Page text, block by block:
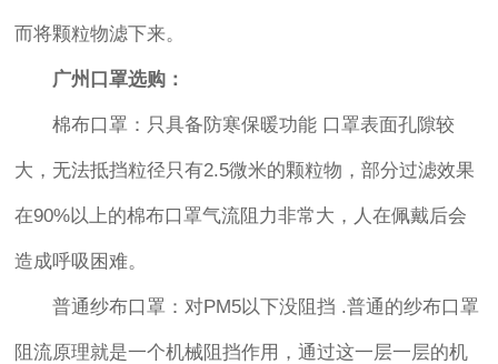
而将颗粒物滤下来。
广州口罩选购：
棉布口罩：只具备防寒保暖功能 口罩表面孔隙较
大，无法抵挡粒径只有2.5微米的颗粒物，部分过滤效果
在90%以上的棉布口罩气流阻力非常大，人在佩戴后会
造成呼吸困难。
普通纱布口罩：对PM5以下没阻挡 .普通的纱布口罩
阻流原理就是一个机械阻挡作用，通过这一层一层的机